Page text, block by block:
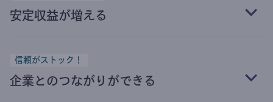
安定収益が増える
信頼がストック！
企業とのつながりができる